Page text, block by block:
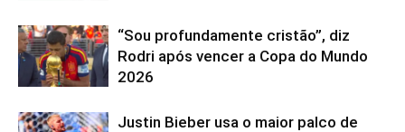
“Sou profundamente cristão”, diz
Rodri após vencer a Copa do Mundo
2026
Justin Bieber usa o maior palco de